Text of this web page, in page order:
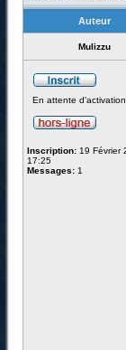
Auteur
Mulizzu
En attente d'activation
Inscription: 19 Février
17:25
Messages: 1